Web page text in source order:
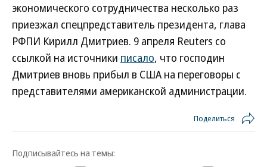
экономического сотрудничества несколько раз
приезжал спецпредставитель президента, глава
РФПИ Кирилл Дмитриев. 9 апреля Reuters со
ссылкой на источники писало, что господин
Дмитриев вновь прибыл в США на переговоры с
представителями американской администрации.
Поделиться
Подписывайтесь на темы: